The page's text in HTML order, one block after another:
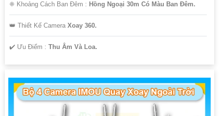
❈ Khoảng Cách Ban Đêm : Hồng Ngoại 30m Có Màu Ban Ðêm.
👑 Thiết Kế Camera Xoay 360.
️✔️ Ưu Điểm : Thu Âm Và Loa.